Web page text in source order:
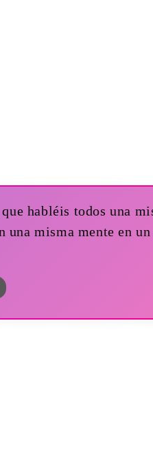
habléis todos una
misma mente en